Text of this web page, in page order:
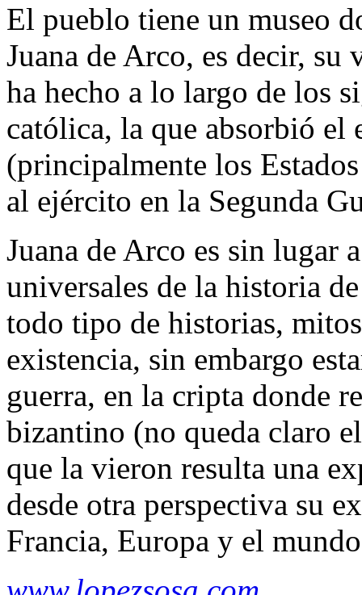
El pueblo tiene un museo
Juana de Arco, es decir, su
ha hecho a lo largo de los
católica, la que absorbió el
(principalmente los
al ejército en la Segunda
Juana de Arco es sin lugar
universales de la historia
todo tipo de historias,
existencia, sin embargo
guerra, en la cripta donde
bizantino (no queda claro
que la vieron resulta una
desde otra perspectiva su
Francia, Europa y el